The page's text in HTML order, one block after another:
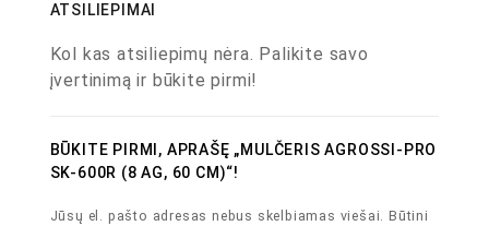
ATSILIEPIMAI
Kol kas atsiliepimų nėra. Palikite savo
įvertinimą ir būkite pirmi!
BŪKITE PIRMI, APRAŠĘ „MULČERIS AGROSSI-PRO
SK-600R (8 AG, 60 CM)“!
Jūsų el. pašto adresas nebus skelbiamas viešai. Būtini